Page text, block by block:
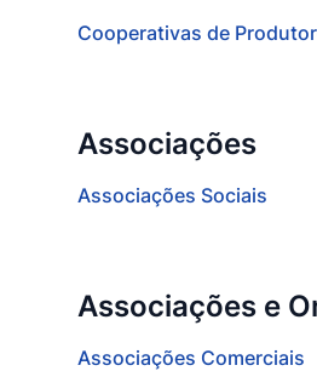
Cooperativas de
Associações
Associações Sociais
Associações e
Associações Comerciais